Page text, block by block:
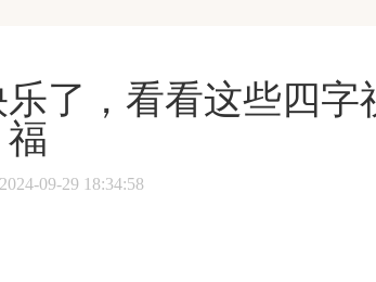
了，看看这些四字
福
09-29 18:34:58